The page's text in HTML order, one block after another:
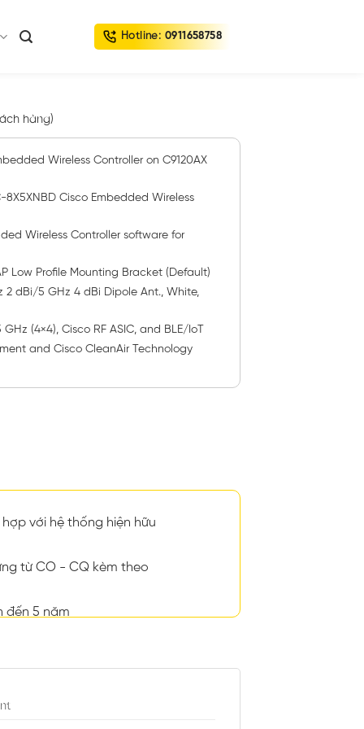
Hotline: 0911658758
hàng)
Wireless Controller on C9120AX
8X5XNBD Cisco Embedded Wireless
Wireless Controller software for
Low Profile Mounting Bracket (Default)
2 dBi/5 GHz 4 dBi Dipole Ant., White,
(4×4), Cisco RF ASIC, and BLE/IoT
and Cisco CleanAir Technology
với hệ thống hiện hữu
từ CO - CQ kèm theo
đến 5 năm